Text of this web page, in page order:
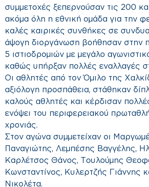
συμμετοχές ξεπερνούσαν τις 200
ακόμα όλη η εθνική ομάδα για την
καλές καιρικές συνθήκες σε
άψογη διοργάνωση βοήθησαν στην
5 ιστιοδρομιών με μεγάλο
καθώς υπήρξαν πολλές εναλλαγές
Οι αθλητές από τον Όμιλο της
αξιόλογη προσπάθεια, στάθηκαν
καλούς αθλητές και κέρδισαν
ενόψει του περιφερειακού
χρονιάς.
Στον αγώνα συμμετείχαν οι
Παναγιώτης, Λεμπέσης Βαγγέλης,
Καρλέτσος Θάνος, Τουλούμης
Κωνσταντίνος, Κυλερτζής Γιάννης
Νικολέτα.